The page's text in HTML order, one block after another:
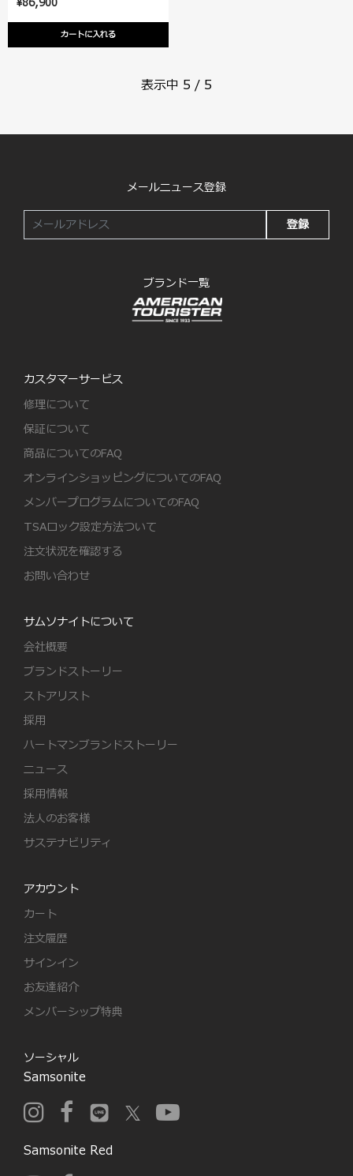
カートに入れる
表示中 5 / 5
メールニュース登録
登録
ブランド一覧
カスタマーサービス
修理について
保証について
商品についてのFAQ
オンラインショッピングについてのFAQ
メンバープログラムについてのFAQ
TSAロック設定方法ついて
注文状況を確認する
お問い合わせ
サムソナイトについて
会社概要
ブランドストーリー
ストアリスト
採用
ハートマンブランドストーリー
ニュース
採用情報
法人のお客様
サステナビリティ
アカウント
カート
注文履歴
サインイン
お友達紹介
メンバーシップ特典
ソーシャル
Samsonite
Samsonite Red